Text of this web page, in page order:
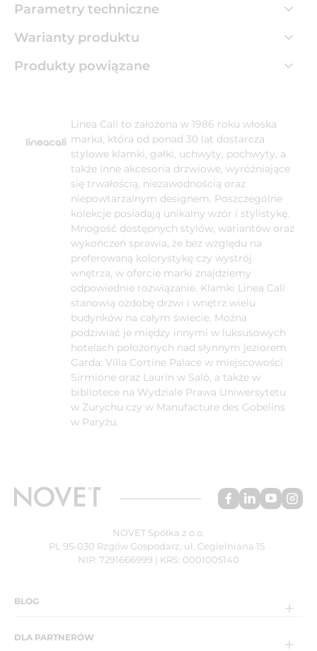
Parametry techniczne
Warianty produktu
Produkty powiązane
Linea Cali to założona w 1986 roku włoska
marka, która od ponad 30 lat dostarcza
stylowe klamki, gałki, uchwyty, pochwyty, a
także inne akcesoria drzwiowe, wyróżniające
się trwałością, niezawodnością oraz
niepowtarzalnym designem. Poszczególne
kolekcje posiadają unikalny wzór i stylistykę.
Mnogość dostępnych stylów, wariantów oraz
wykończeń sprawia, że bez względu na
preferowaną kolorystykę czy wystrój
wnętrza, w ofercie marki znajdziemy
odpowiednie rozwiązanie. Klamki Linea Cali
stanowią ozdobę drzwi i wnętrz wielu
budynków na całym świecie. Można
podziwiać je między innymi w luksusowych
hotelach położonych nad słynnym jeziorem
Garda: Villa Cortine Palace w miejscowości
Sirmione oraz Laurin w Saló, a także w
bibliotece na Wydziale Prawa Uniwersytetu
w Zurychu czy w Manufacture des Gobelins
w Paryżu.
NOVET Spółka z o.o.
PL 95-030 Rzgów Gospodarz, ul. Cegielniana 15
NIP: 7291666999 | KRS: 0001005140
BLOG
DLA PARTNERÓW